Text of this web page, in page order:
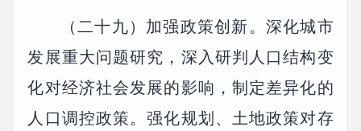
（二十九）加强政策创新。深化城市
发展重大问题研究，深入研判人口结构变
化对经济社会发展的影响，制定差异化的
人口调控政策。强化规划、土地政策对存